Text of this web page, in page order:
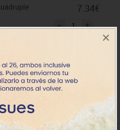
×
7.34€
misma categoría